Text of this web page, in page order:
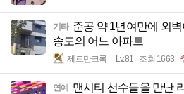
기타 준공 약 1년여만에 외
송도의 어느 아파트
제르만크록 Lv.81 조회 1663
연예 맨시티 선수들을 만난